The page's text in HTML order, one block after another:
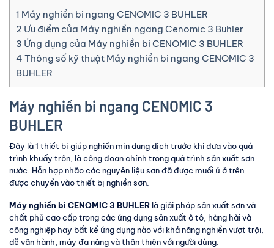
1 Máy nghiền bi ngang CENOMIC 3 BUHLER
2 Ưu điểm của Máy nghiền ngang Cenomic 3 Buhler
3 Ứng dụng của Máy nghiền bi CENOMIC 3 BUHLER
4 Thông số kỹ thuật Máy nghiền bi ngang CENOMIC 3
BUHLER
Máy nghiền bi ngang CENOMIC 3
BUHLER
Đây là 1 thiết bị giúp nghiền mịn dung dịch trước khi đưa vào quá
trình khuấy trộn, là công đoạn chính trong quá trình sản xuất sơn
nước. Hỗn hợp nhão các nguyên liệu sơn đã được muối ủ ở trên
được chuyển vào thiết bị nghiền sơn.
Máy nghiền bi CENOMIC 3 BUHLER là giải pháp sản xuất sơn và
chất phủ cao cấp trong các ứng dụng sản xuất ô tô, hàng hải và
công nghiệp hay bất kể ứng dụng nào với khả năng nghiền vượt trội,
dễ vận hành, máy đa năng và thân thiện với người dùng.